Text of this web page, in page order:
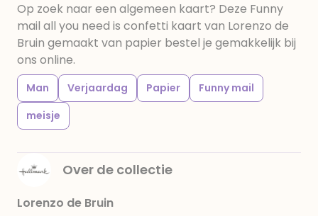
Op zoek naar een algemeen kaart? Deze Funny
mail all you need is confetti kaart van Lorenzo de
Bruin gemaakt van papier bestel je gemakkelijk bij
ons online.
Man Verjaardag Papier
Funny mail
meisje
Over de collectie
Lorenzo de Bruin